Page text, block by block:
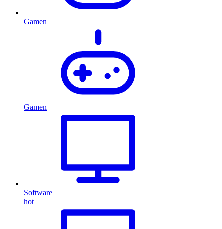
Gamen
Gamen
Software
hot